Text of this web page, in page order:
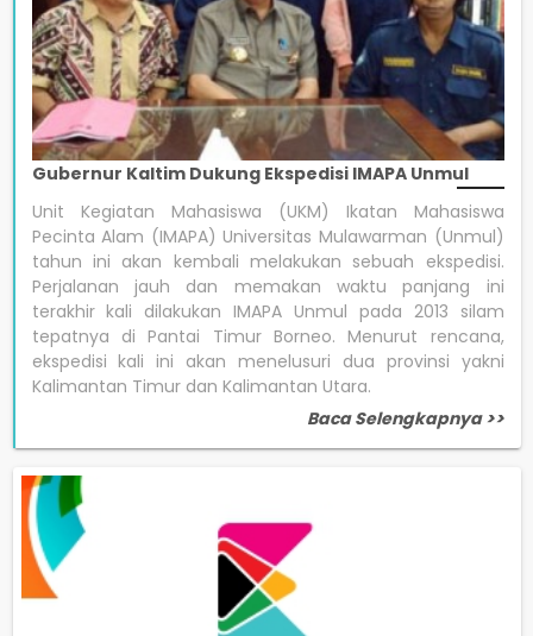
Gubernur Kaltim Dukung Ekspedisi IMAPA Unmul
Unit Kegiatan Mahasiswa (UKM) Ikatan Mahasiswa
Pecinta Alam (IMAPA) Universitas Mulawarman (Unmul)
tahun ini akan kembali melakukan sebuah ekspedisi.
Perjalanan jauh dan memakan waktu panjang ini
terakhir kali dilakukan IMAPA Unmul pada 2013 silam
tepatnya di Pantai Timur Borneo. Menurut rencana,
ekspedisi kali ini akan menelusuri dua provinsi yakni
Kalimantan Timur dan Kalimantan Utara.
Baca Selengkapnya >>